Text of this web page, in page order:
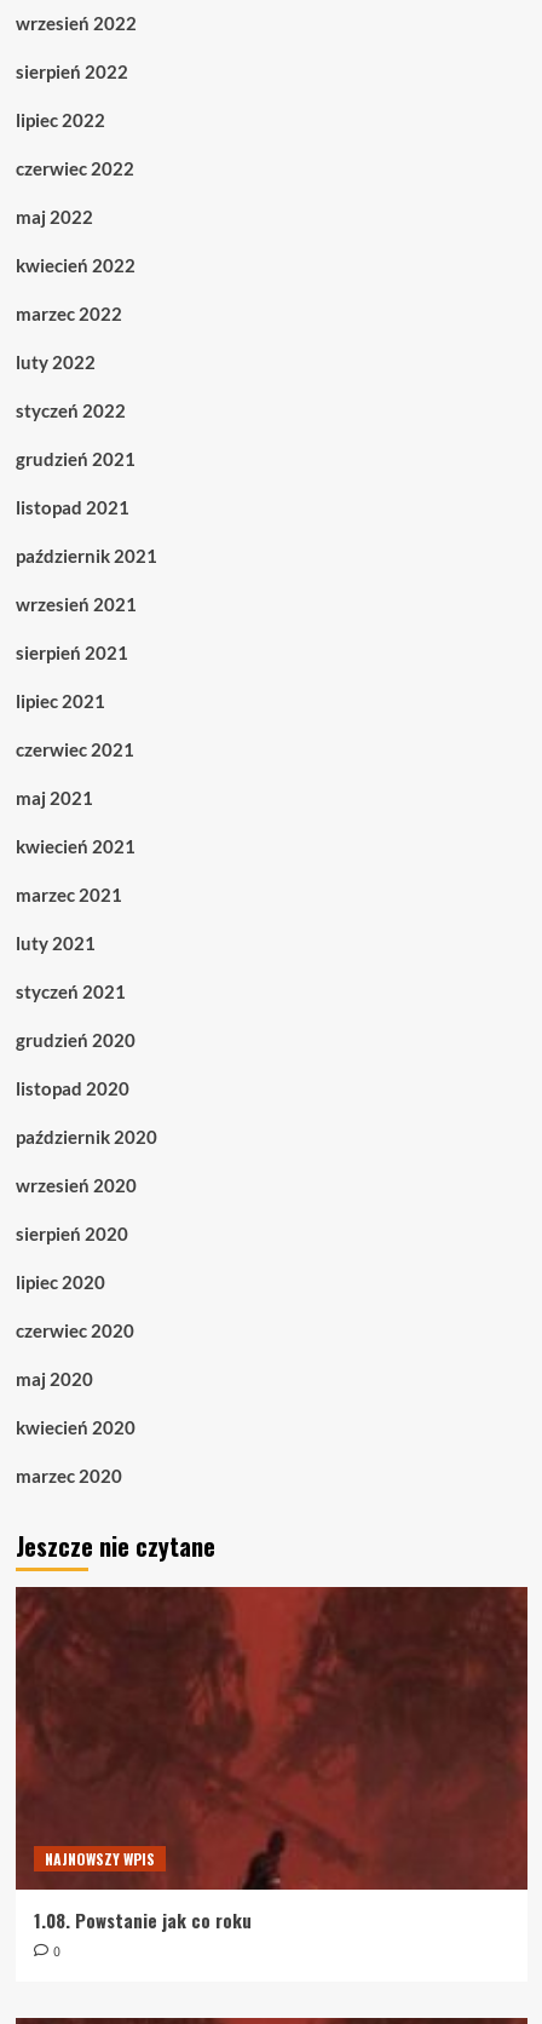
wrzesień 2022
sierpień 2022
lipiec 2022
czerwiec 2022
maj 2022
kwiecień 2022
marzec 2022
luty 2022
styczeń 2022
grudzień 2021
listopad 2021
październik 2021
wrzesień 2021
sierpień 2021
lipiec 2021
czerwiec 2021
maj 2021
kwiecień 2021
marzec 2021
luty 2021
styczeń 2021
grudzień 2020
listopad 2020
październik 2020
wrzesień 2020
sierpień 2020
lipiec 2020
czerwiec 2020
maj 2020
kwiecień 2020
marzec 2020
Jeszcze nie czytane
NAJNOWSZY WPIS
1.08. Powstanie jak co roku
0